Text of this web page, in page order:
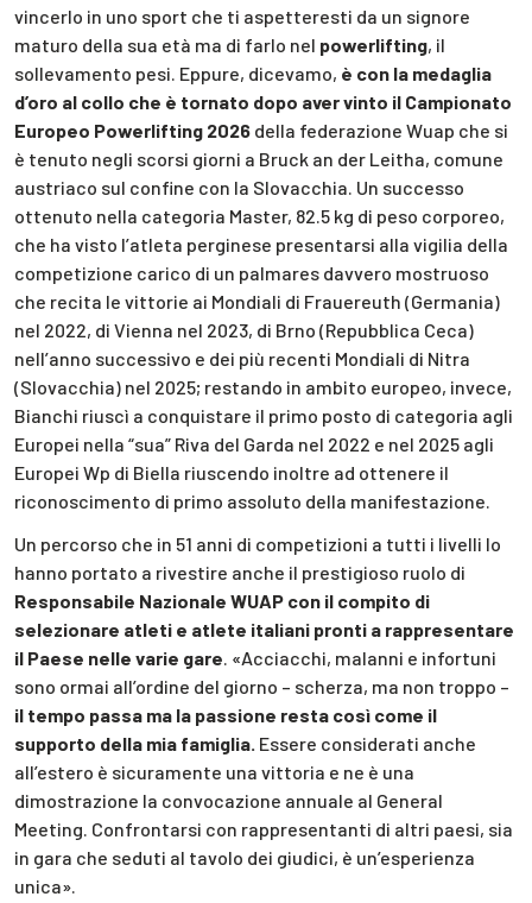
vincerlo in uno sport che ti aspetteresti da un signore
maturo della sua età ma di farlo nel powerlifting, il
sollevamento pesi. Eppure, dicevamo, è con la medaglia
d’oro al collo che è tornato dopo aver vinto il Campionato
Europeo Powerlifting 2026 della federazione Wuap che si
è tenuto negli scorsi giorni a Bruck an der Leitha, comune
austriaco sul confine con la Slovacchia. Un successo
ottenuto nella categoria Master, 82.5 kg di peso corporeo,
che ha visto l’atleta perginese presentarsi alla vigilia della
competizione carico di un palmares davvero mostruoso
che recita le vittorie ai Mondiali di Frauereuth (Germania)
nel 2022, di Vienna nel 2023, di Brno (Repubblica Ceca)
nell’anno successivo e dei più recenti Mondiali di Nitra
(Slovacchia) nel 2025; restando in ambito europeo, invece,
Bianchi riuscì a conquistare il primo posto di categoria agli
Europei nella “sua” Riva del Garda nel 2022 e nel 2025 agli
Europei Wp di Biella riuscendo inoltre ad ottenere il
riconoscimento di primo assoluto della manifestazione.
Un percorso che in 51 anni di competizioni a tutti i livelli lo
hanno portato a rivestire anche il prestigioso ruolo di
Responsabile Nazionale WUAP con il compito di
selezionare atleti e atlete italiani pronti a rappresentare
il Paese nelle varie gare. «Acciacchi, malanni e infortuni
sono ormai all’ordine del giorno – scherza, ma non troppo –
il tempo passa ma la passione resta così come il
supporto della mia famiglia. Essere considerati anche
all’estero è sicuramente una vittoria e ne è una
dimostrazione la convocazione annuale al General
Meeting. Confrontarsi con rappresentanti di altri paesi, sia
in gara che seduti al tavolo dei giudici, è un’esperienza
unica».